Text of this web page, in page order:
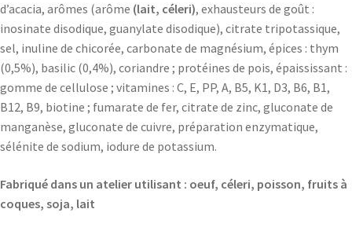
d’acacia, arômes (arôme (lait, céleri), exhausteurs de goût :
inosinate disodique, guanylate disodique), citrate tripotassique,
sel, inuline de chicorée, carbonate de magnésium, épices : thym
(0,5%), basilic (0,4%), coriandre ; protéines de pois, épaississant :
gomme de cellulose ; vitamines : C, E, PP, A, B5, K1, D3, B6, B1,
B12, B9, biotine ; fumarate de fer, citrate de zinc, gluconate de
manganèse, gluconate de cuivre, préparation enzymatique,
sélénite de sodium, iodure de potassium.
Fabriqué dans un atelier utilisant : oeuf, céleri, poisson, fruits à
coques, soja, lait